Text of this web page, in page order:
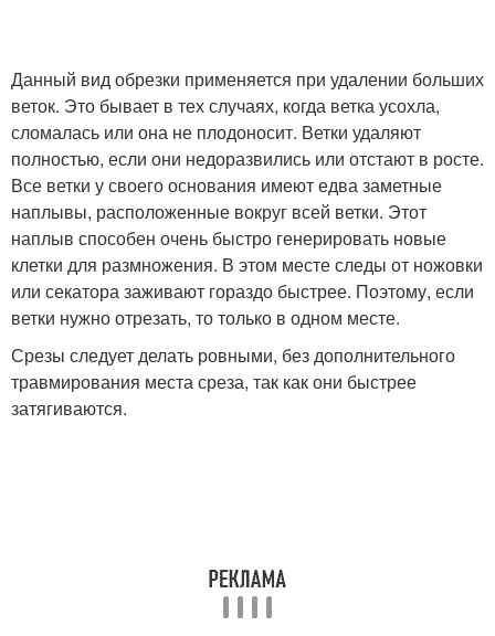
Данный вид обрезки применяется при удалении больших
веток. Это бывает в тех случаях, когда ветка усохла,
сломалась или она не плодоносит. Ветки удаляют
полностью, если они недоразвились или отстают в росте.
Все ветки у своего основания имеют едва заметные
наплывы, расположенные вокруг всей ветки. Этот
наплыв способен очень быстро генерировать новые
клетки для размножения. В этом месте следы от ножовки
или секатора заживают гораздо быстрее. Поэтому, если
ветки нужно отрезать, то только в одном месте.
Срезы следует делать ровными, без дополнительного
травмирования места среза, так как они быстрее
затягиваются.